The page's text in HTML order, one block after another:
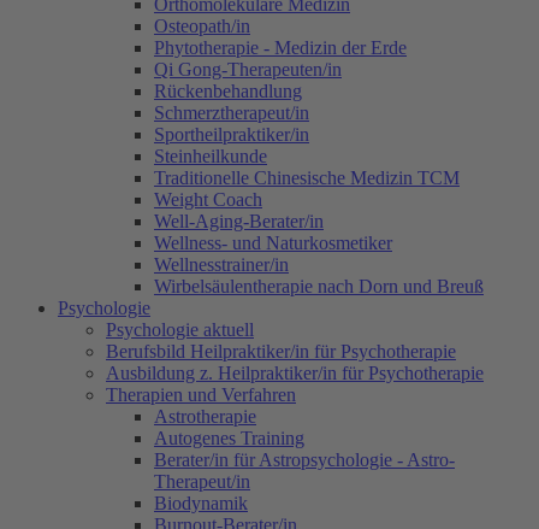
Orthomolekulare Medizin
Osteopath/in
Phytotherapie - Medizin der Erde
Qi Gong-Therapeuten/in
Rückenbehandlung
Schmerztherapeut/in
Sportheilpraktiker/in
Steinheilkunde
Traditionelle Chinesische Medizin TCM
Weight Coach
Well-Aging-Berater/in
Wellness- und Naturkosmetiker
Wellnesstrainer/in
Wirbelsäulentherapie nach Dorn und Breuß
Psychologie
Psychologie aktuell
Berufsbild Heilpraktiker/in für Psychotherapie
Ausbildung z. Heilpraktiker/in für Psychotherapie
Therapien und Verfahren
Astrotherapie
Autogenes Training
Berater/in für Astropsychologie - Astro-
Therapeut/in
Biodynamik
Burnout-Berater/in